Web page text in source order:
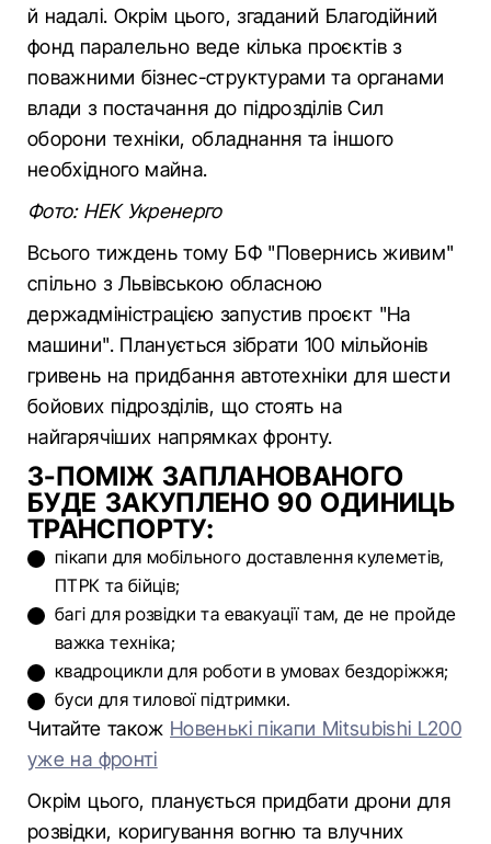
й надалі. Окрім цього, згаданий Благодійний
фонд паралельно веде кілька проєктів з
поважними бізнес-структурами та органами
влади з постачання до підрозділів Сил
оборони техніки, обладнання та іншого
необхідного майна.
Фото: НЕК Укренерго
Всього тиждень тому БФ "Повернись живим"
спільно з Львівською обласною
держадміністрацією запустив проєкт "На
машини". Планується зібрати 100 мільйонів
гривень на придбання автотехніки для шести
бойових підрозділів, що стоять на
найгарячіших напрямках фронту.
З-ПОМІЖ ЗАПЛАНОВАНОГО
БУДЕ ЗАКУПЛЕНО 90 ОДИНИЦЬ
ТРАНСПОРТУ:
пікапи для мобільного доставлення кулеметів,
ПТРК та бійців;
багі для розвідки та евакуації там, де не пройде
важка техніка;
квадроцикли для роботи в умовах бездоріжжя;
буси для тилової підтримки.
Читайте також Новенькі пікапи Mitsubishi L200
уже на фронті
Окрім цього, планується придбати дрони для
розвідки, коригування вогню та влучних